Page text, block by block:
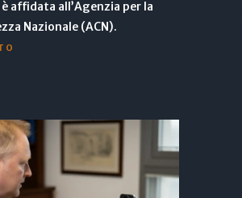
affidata all’Agenzia per la
Nazionale (ACN).